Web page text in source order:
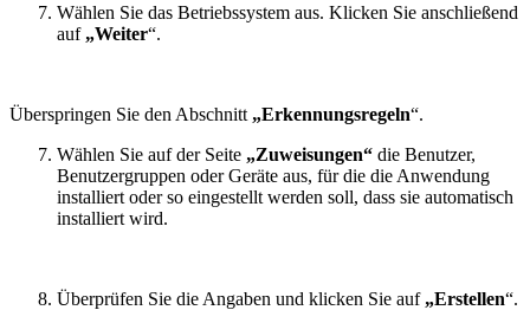
Wählen Sie das Betriebssystem aus. Klicken Sie anschließend
auf „Weiter“.
Überspringen Sie den Abschnitt „Erkennungsregeln“.
Wählen Sie auf der Seite „Zuweisungen“ die Benutzer,
Benutzergruppen oder Geräte aus, für die die Anwendung
installiert oder so eingestellt werden soll, dass sie automatisch
installiert wird.
Überprüfen Sie die Angaben und klicken Sie auf „Erstellen“.